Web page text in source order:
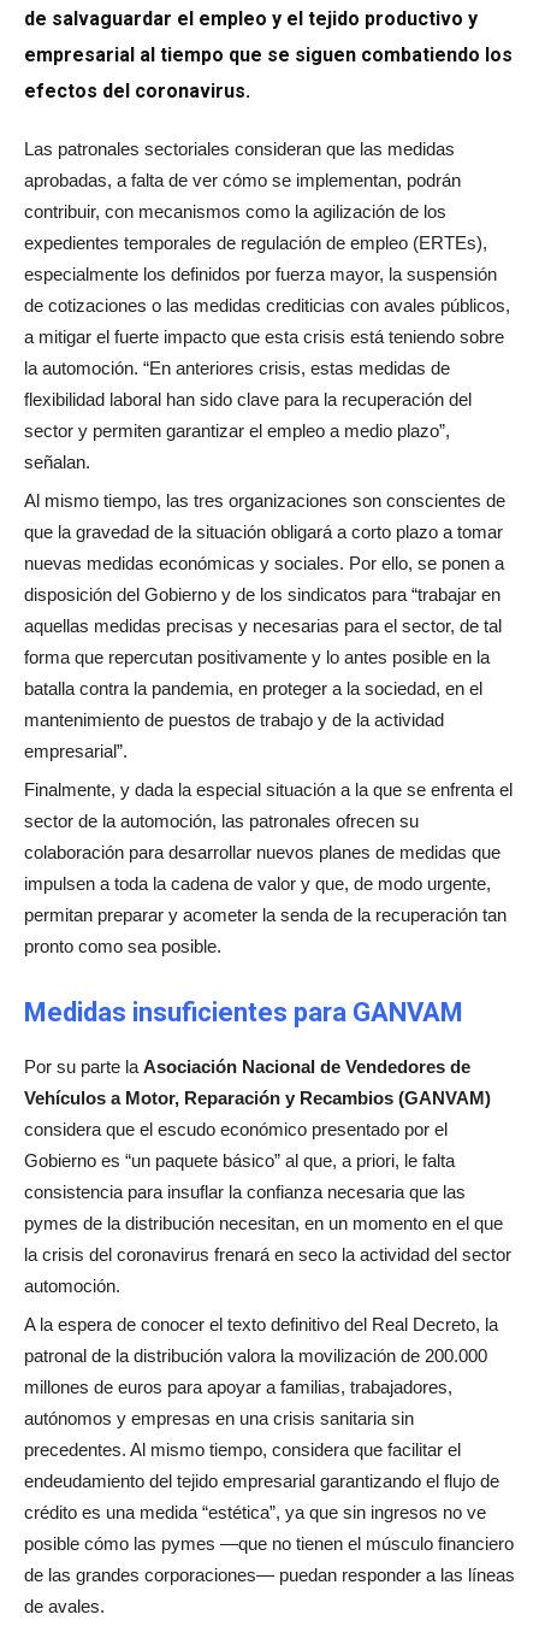
de salvaguardar el empleo y el tejido productivo y
empresarial al tiempo que se siguen combatiendo los
efectos del coronavirus.
Las patronales sectoriales consideran que las medidas
aprobadas, a falta de ver cómo se implementan, podrán
contribuir, con mecanismos como la agilización de los
expedientes temporales de regulación de empleo (ERTEs),
especialmente los definidos por fuerza mayor, la suspensión
de cotizaciones o las medidas crediticias con avales públicos,
a mitigar el fuerte impacto que esta crisis está teniendo sobre
la automoción. “En anteriores crisis, estas medidas de
flexibilidad laboral han sido clave para la recuperación del
sector y permiten garantizar el empleo a medio plazo”,
señalan.
Al mismo tiempo, las tres organizaciones son conscientes de
que la gravedad de la situación obligará a corto plazo a tomar
nuevas medidas económicas y sociales. Por ello, se ponen a
disposición del Gobierno y de los sindicatos para “trabajar en
aquellas medidas precisas y necesarias para el sector, de tal
forma que repercutan positivamente y lo antes posible en la
batalla contra la pandemia, en proteger a la sociedad, en el
mantenimiento de puestos de trabajo y de la actividad
empresarial”.
Finalmente, y dada la especial situación a la que se enfrenta el
sector de la automoción, las patronales ofrecen su
colaboración para desarrollar nuevos planes de medidas que
impulsen a toda la cadena de valor y que, de modo urgente,
permitan preparar y acometer la senda de la recuperación tan
pronto como sea posible.
Medidas insuficientes para GANVAM
Por su parte la Asociación Nacional de Vendedores de
Vehículos a Motor, Reparación y Recambios (GANVAM)
considera que el escudo económico presentado por el
Gobierno es “un paquete básico” al que, a priori, le falta
consistencia para insuflar la confianza necesaria que las
pymes de la distribución necesitan, en un momento en el que
la crisis del coronavirus frenará en seco la actividad del sector
automoción.
A la espera de conocer el texto definitivo del Real Decreto, la
patronal de la distribución valora la movilización de 200.000
millones de euros para apoyar a familias, trabajadores,
autónomos y empresas en una crisis sanitaria sin
precedentes. Al mismo tiempo, considera que facilitar el
endeudamiento del tejido empresarial garantizando el flujo de
crédito es una medida “estética”, ya que sin ingresos no ve
posible cómo las pymes —que no tienen el músculo financiero
de las grandes corporaciones— puedan responder a las líneas
de avales.